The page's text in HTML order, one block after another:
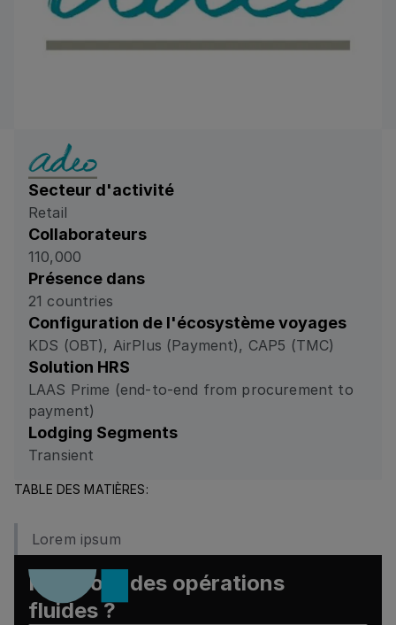
Secteur d'activité
Retail
Collaborateurs
110,000
Présence dans
21 countries
Configuration de l'écosystème voyages
KDS (OBT), AirPlus (Payment), CAP5 (TMC)
Solution HRS
LAAS Prime (end-to-end from procurement to
payment)
Lodging Segments
Transient
TABLE DES MATIÈRES:
Lorem ipsum
Prêt pour des opérations
fluides ?